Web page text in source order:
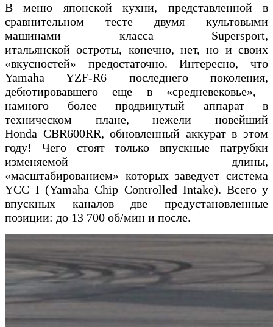
В меню японской кухни, представленной в
сравнительном тесте двумя культовыми
машинами класса Supersport,
итальянской остроты, конечно, нет, но и своих
«вкусностей» предостаточно. Интересно, что
Yamaha YZF-R6 последнего поколения,
дебютировавшего еще в «средневековье»,—
намного более продвинутый аппарат в
техническом плане, нежели новейший
Honda CBR600RR, обновленный аккурат в этом
году! Чего стоят только впускные патрубки
изменяемой длины,
«масштабированием» которых заведует система
YCC–I (Yamaha Chip Controlled Intake). Всего у
впускных каналов две предустановленные
позиции: до 13 700 об/мин и после.